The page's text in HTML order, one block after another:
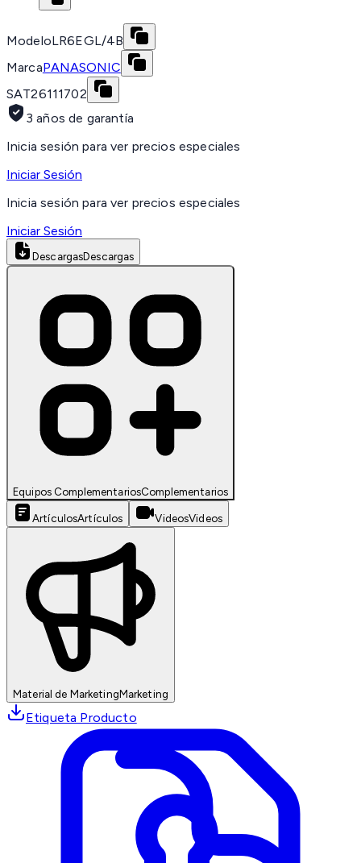
ModeloLR6EGL/4B
MarcaPANASONIC
SAT26111702
3 años de garantía
Inicia sesión para ver precios especiales
Iniciar Sesión
Inicia sesión para ver precios especiales
Iniciar Sesión
DescargasDescargas
Equipos ComplementariosComplementarios
ArtículosArtículos VideosVideos
Material de MarketingMarketing
Etiqueta Producto